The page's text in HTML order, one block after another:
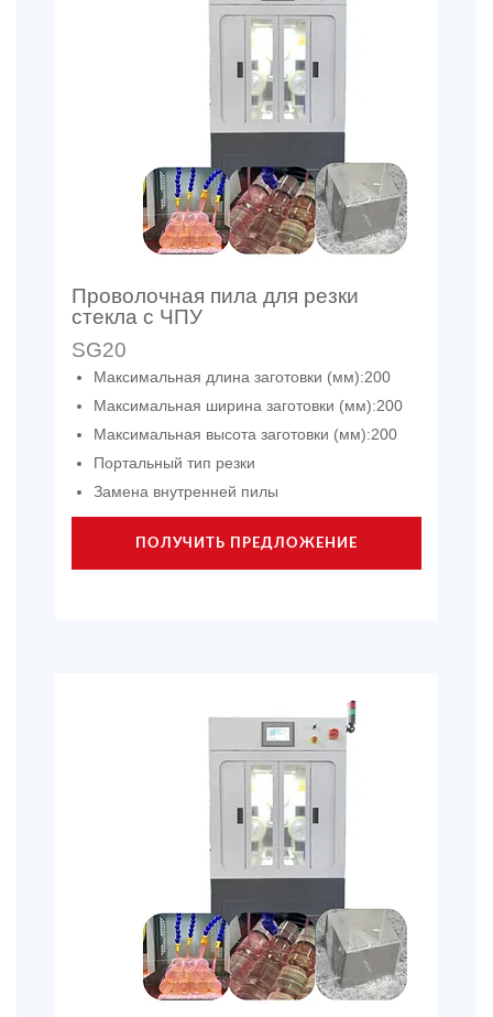
Проволочная пила для резки
стекла с ЧПУ
SG20
Максимальная длина заготовки (мм):200
Максимальная ширина заготовки (мм):200
Максимальная высота заготовки (мм):200
Портальный тип резки
Замена внутренней пилы
ПОЛУЧИТЬ ПРЕДЛОЖЕНИЕ